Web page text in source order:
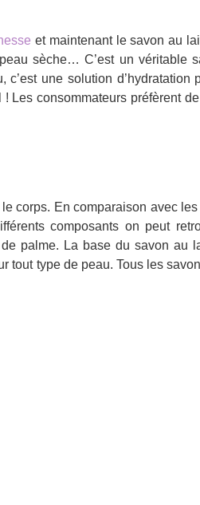
et maintenant le savon au
sèche… C’est un véritable
une solution d’hydratation
Les consommateurs préfèrent
corps. En comparaison avec
composants on peut
palme. La base du savon au
tout type de peau. Tous les